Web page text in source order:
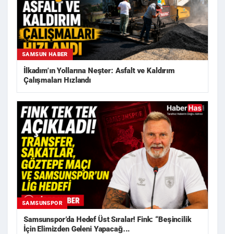
SAMSUN HABER
İlkadım’ın Yollarına Neşter: Asfalt ve Kaldırım
Çalışmaları Hızlandı
SAMSUNSPOR
Samsunspor’da Hedef Üst Sıralar! Fink: “Beşincilik
İçin Elimizden Geleni Yapacağ...